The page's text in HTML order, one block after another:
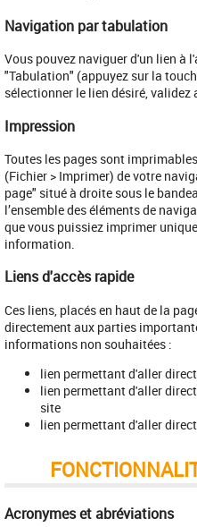
Navigation par tabulation
Vous pouvez naviguer d'un lien à
"Tabulation" (appuyez sur la
sélectionner le lien désiré, validez
Impression
Toutes les pages sont
(Fichier > Imprimer) de votre
page" situé à droite sous le
l’ensemble des éléments de
que vous puissiez imprimer
information.
Liens d'accès rapide
Ces liens, placés en haut de la
directement aux parties
informations non souhaitées :
lien permettant d'aller
lien permettant d'aller
site
lien permettant d'aller
Acronymes et abréviations